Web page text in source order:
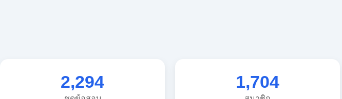
2,294
ชุดข้อสอบ
1,704
สมาชิก